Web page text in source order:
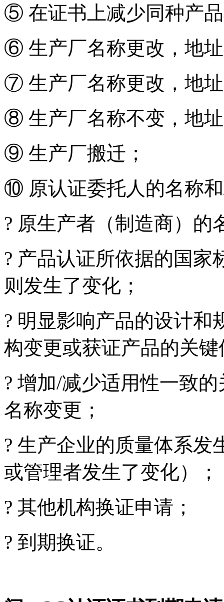
⑤ 在证书上减少同种产
⑥ 生产厂名称更改，地
⑦ 生产厂名称更改，地
⑧ 生产厂名称不变，地
⑨ 生产厂搬迁；
⑩ 原认证委托人的名称
? 原生产者（制造商）的
? 产品认证所依据的国家
则发生了变化；
? 明显影响产品的设计和
构变更或获证产品的关
? 增加/减少适用性一致
名称变更；
? 生产企业的质量体系发
或管理者发生了变化）；
? 其他机构换证申请；
? 到期换证。